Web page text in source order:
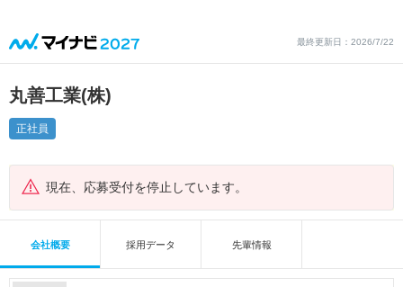
最終更新日：2026/7/22
丸善工業(株)
正社員
現在、応募受付を停止しています。
会社概要 採用データ 先輩情報